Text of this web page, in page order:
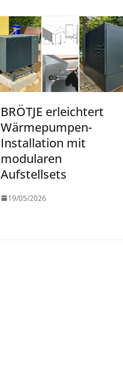
BRÖTJE erleichtert
Wärmepumpen-
Installation mit
modularen
Aufstellsets
19/05/2026